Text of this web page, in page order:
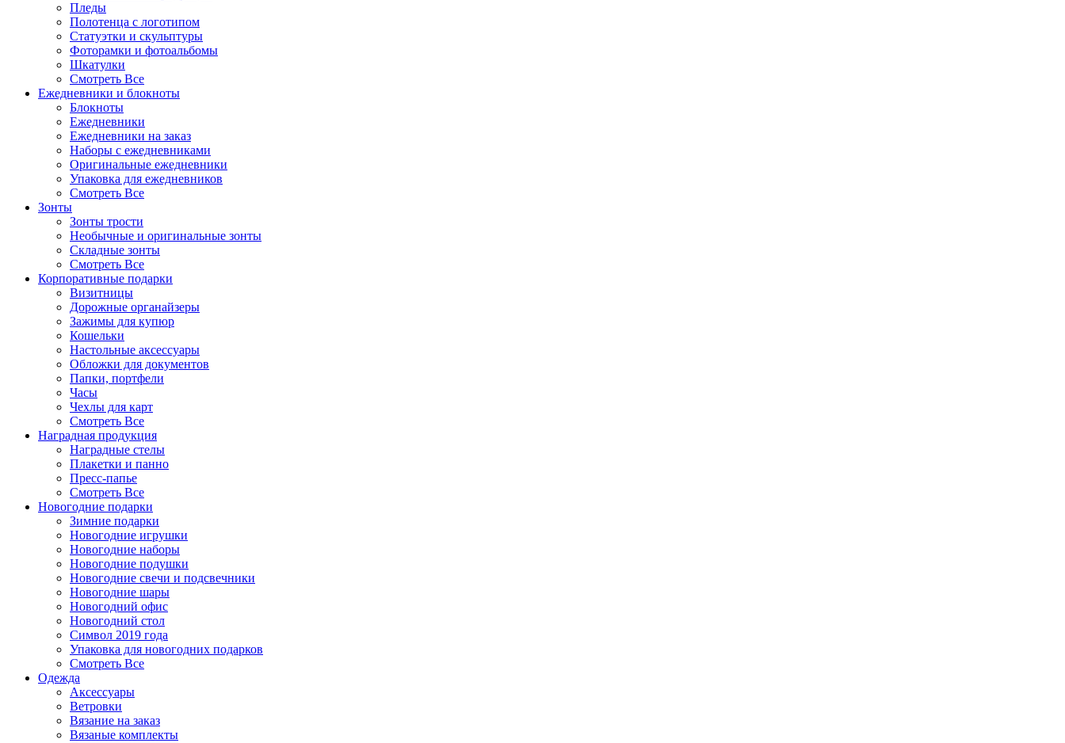
Пледы
Полотенца с логотипом
Статуэтки и скульптуры
Фоторамки и фотоальбомы
Шкатулки
Смотреть Все
Ежедневники и блокноты
Блокноты
Ежедневники
Ежедневники на заказ
Наборы с ежедневниками
Оригинальные ежедневники
Упаковка для ежедневников
Смотреть Все
Зонты
Зонты трости
Необычные и оригинальные зонты
Складные зонты
Смотреть Все
Корпоративные подарки
Визитницы
Дорожные органайзеры
Зажимы для купюр
Кошельки
Настольные аксессуары
Обложки для документов
Папки, портфели
Часы
Чехлы для карт
Смотреть Все
Наградная продукция
Наградные стелы
Плакетки и панно
Пресс-папье
Смотреть Все
Новогодние подарки
Зимние подарки
Новогодние игрушки
Новогодние наборы
Новогодние подушки
Новогодние свечи и подсвечники
Новогодние шары
Новогодний офис
Новогодний стол
Символ 2019 года
Упаковка для новогодних подарков
Смотреть Все
Одежда
Аксессуары
Ветровки
Вязание на заказ
Вязаные комплекты